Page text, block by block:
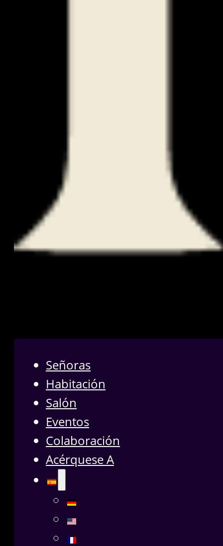
Señoras
Habitación
Salón
Eventos
Colaboración
Acérquese A